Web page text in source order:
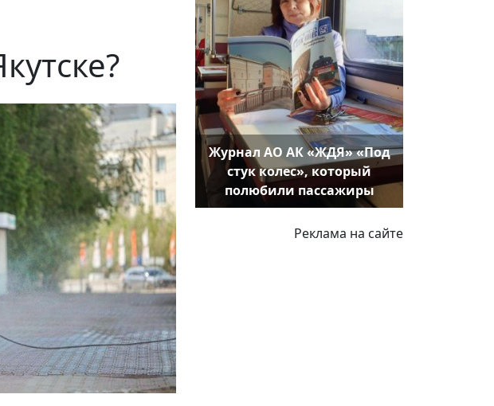
Журнал АО АК «ЖДЯ» «Под
стук колес», который
полюбили пассажиры
Реклама на сайте